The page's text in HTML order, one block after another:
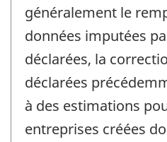
généralement le
données imputées
déclarées, la
déclarées
à des estimations
entreprises créées